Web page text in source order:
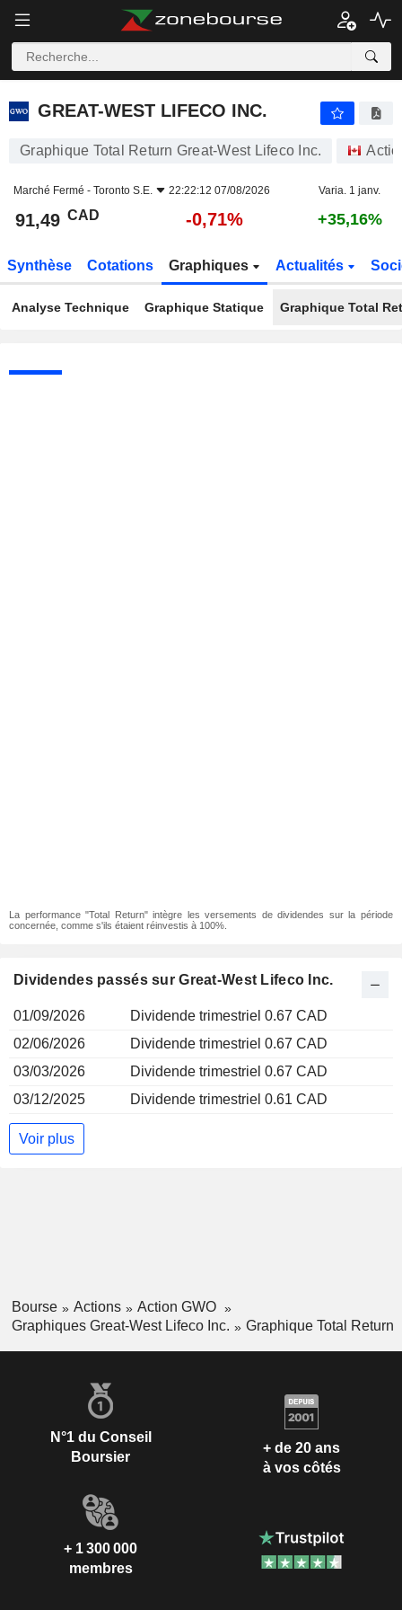
GREAT-WEST LIFECO INC.
GREAT-WEST LIFECO INC.
Graphique Total Return Great-West Lifeco Inc.
Marché Fermé - Toronto S.E. 22:22:12 07/08/2026 Varia. 1 janv.
91,49 CAD -0,71% +35,16%
Synthèse Cotations Graphiques Actualités
Analyse Technique Graphique Statique Graphique Total
La performance "Total Return" intègre les versements de dividendes sur la période
concernée, comme s'ils étaient réinvestis à 100%.
Dividendes passés sur Great-West Lifeco Inc.
01/09/2026
Dividende trimestriel 0.67 CAD
02/06/2026
Dividende trimestriel 0.67 CAD
03/03/2026
Dividende trimestriel 0.67 CAD
03/12/2025
Dividende trimestriel 0.61 CAD
Voir plus
Bourse Actions
Action GWO
Graphiques Great-West Lifeco Inc.
Graphique Total Return
N°1 du Conseil
Boursier
+ de 20 ans
à vos côtés
+ 1 300 000
membres